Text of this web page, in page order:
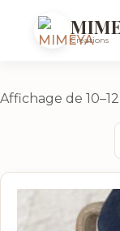
Créations
Affichage de